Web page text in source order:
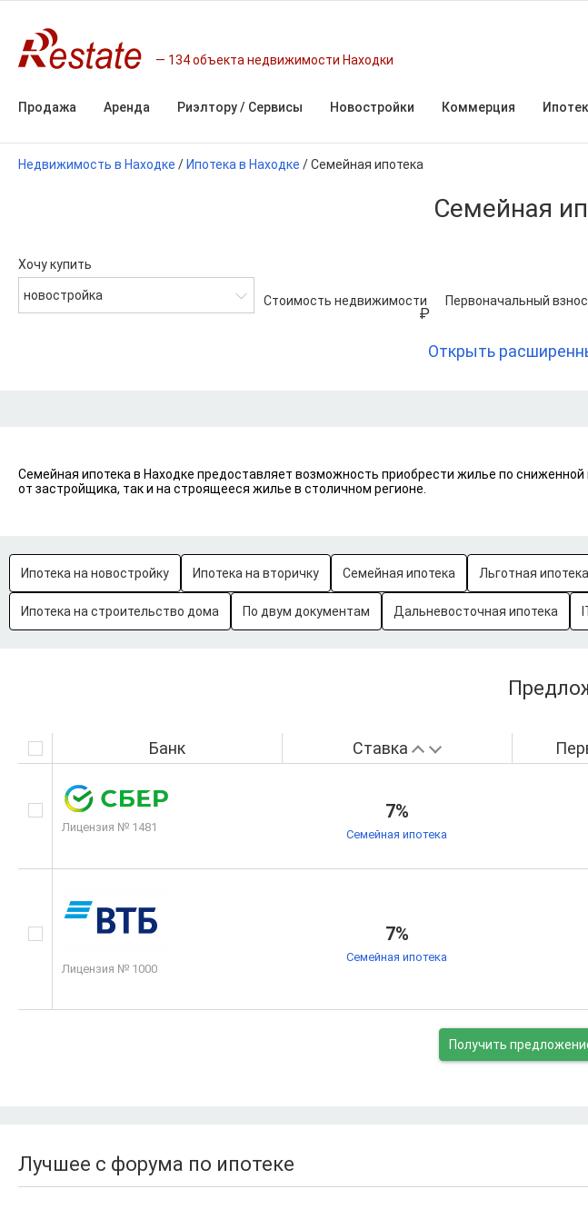
134 объекта недвижимости Находки
Продажа Аренда Риэлтору / Сервисы Новостройки Коммерция
Недвижимость в Находке / Ипотека в Находке /Семейная ипотека
Семейная
Хочу купить
новостройка Стоимость недвижимости Первоначальный взнос
Открыть
Семейная ипотека в Находке предоставляет возможность приобрести жилье по
от застройщика, так и на строящееся жилье в столичном регионе.
Ипотека на новостройку Ипотека на вторичку Семейная ипотека Льготная
Ипотека на строительство дома По двум документам Дальневосточная ипотека
Банк Ставка
Лицензия № 1481
7%
Семейная ипотека
Лицензия № 1000
7%
Семейная ипотека
Получить
Лучшее с форума по ипотеке